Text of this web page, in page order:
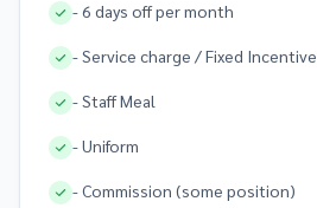
- 6 days off per month
- Service charge / Fixed Incentive
- Staff Meal
- Uniform
- Commission (some position)